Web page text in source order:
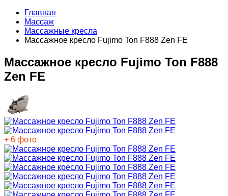
Главная
Массаж
Массажные кресла
Массажное кресло Fujimo Ton F888 Zen FE
Массажное кресло Fujimo Ton F888
Zen FE
+ 6 фото